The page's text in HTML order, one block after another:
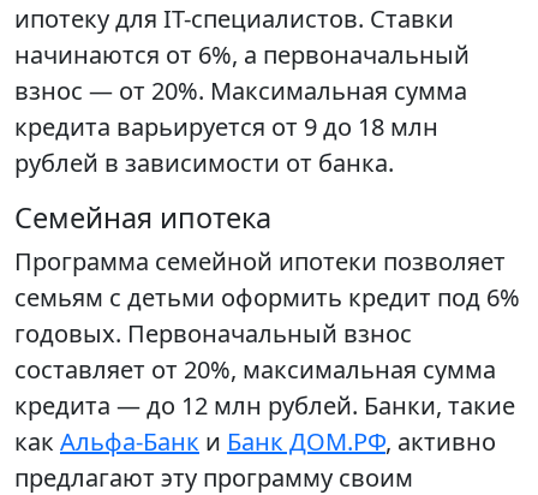
ипотеку для IT-специалистов. Ставки
начинаются от 6%, а первоначальный
взнос — от 20%. Максимальная сумма
кредита варьируется от 9 до 18 млн
рублей в зависимости от банка.
Семейная ипотека
Программа семейной ипотеки позволяет
семьям с детьми оформить кредит под 6%
годовых. Первоначальный взнос
составляет от 20%, максимальная сумма
кредита — до 12 млн рублей. Банки, такие
как Альфа-Банк и Банк ДОМ.РФ, активно
предлагают эту программу своим